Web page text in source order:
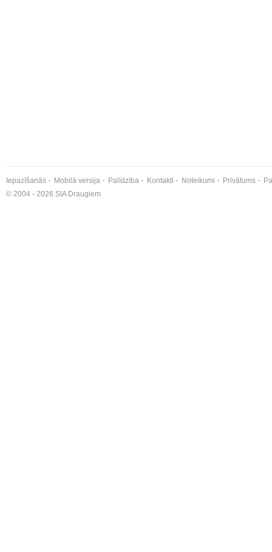
Iepazīšanās Mobilā versija Palīdzība Kontakti Noteikumi Privātums
© 2004 - 2026 SIA Draugiem